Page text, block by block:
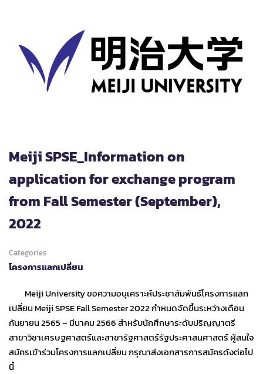
Meiji SPSE_Information on
application for exchange program
from Fall Semester (September),
2022
Categories
โครงการแลกเปลี่ยน
Meiji University ขอความอนุเคราะห์ประชาสัมพันธ์โครงการแลก
เปลี่ยน Meiji SPSE Fall Semester 2022 กำหนดจัดขึ้นระหว่างเดือน
กันยายน 2565 – มีนาคม 2566 สำหรับนักศึกษาระดับปริญญาตรี
สาขาวิชาเศรษฐศาสตร์และสาขารัฐศาสตร์รัฐประศาสนศาสตร์ ผู้สนใจ
สมัครเข้าร่วมโครงการแลกเปลี่ยน กรุณาส่งเอกสารการสมัครดังต่อไป
นี้